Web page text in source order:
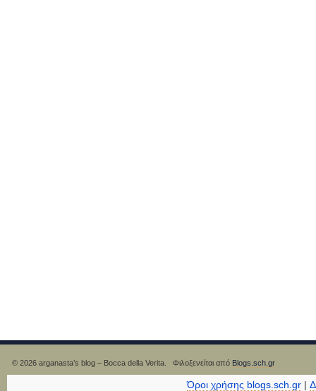
© 2026 arganasta’s blog – Bocca della Verita. Φιλοξενείται από Blogs.sch.gr
Όροι χρήσης blogs.sch.gr |